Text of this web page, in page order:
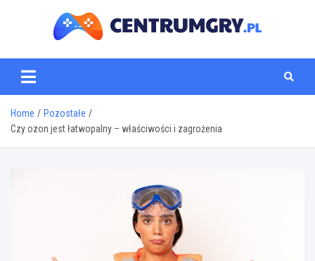
centrumgry.pl
Home
Pozostałe
Czy ozon jest łatwopalny – właściwości i zagrożenia